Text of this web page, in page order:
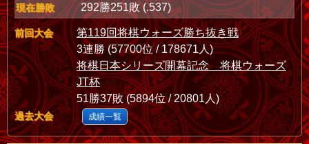
現在勝敗 292勝251敗 (.537)
前回大会
第119回将棋ウォーズ勝ち抜き戦
3連勝 (57700位 / 178671人)
将棋日本シリーズ開幕記念 将棋ウォーズ
JT杯
51勝37敗 (5894位 / 20801人)
過去大会 成績一覧